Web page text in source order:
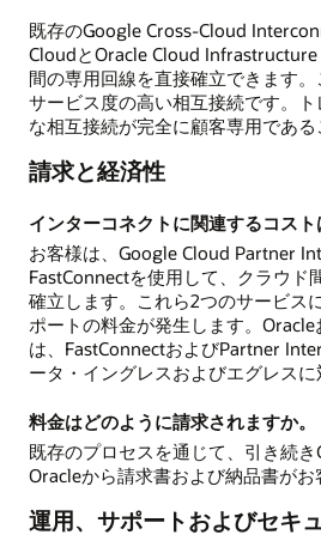
既存のGoogle Cross-Cloud
CloudとOracle Cloud Infrastructure
間の専用回線を直接確立できます
サービス度の高い相互接続です。
な相互接続が完全に顧客専用である
請求と経済性
インターコネクトに関連するコスト
お客様は、Google Cloud Partner
FastConnectを使用して、クラウド
確立します。これら2つのサービス
ポートの料金が発生します。
は、FastConnectおよびPartner
ータ・イングレスおよびエグレスに
料金はどのように請求されますか。
既存のプロセスを通じて、引き続
Oracleから請求書および納品書がお
運用、サポートおよびセキ